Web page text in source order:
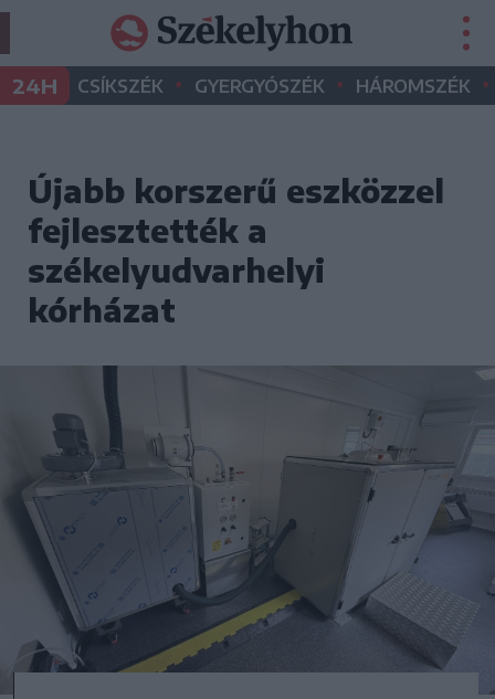
24H CSÍKSZÉK • GYERGYÓSZÉK • HÁROMSZÉK •
Újabb korszerű eszközzel
fejlesztették a
székelyudvarhelyi
kórházat